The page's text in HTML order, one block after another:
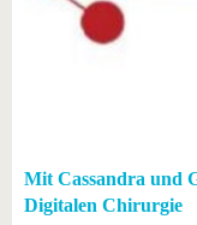
Mit Cassandra und
Digitalen Chirurgie